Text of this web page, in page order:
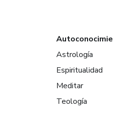
Astrología
Espiritualidad
Meditar
Teología